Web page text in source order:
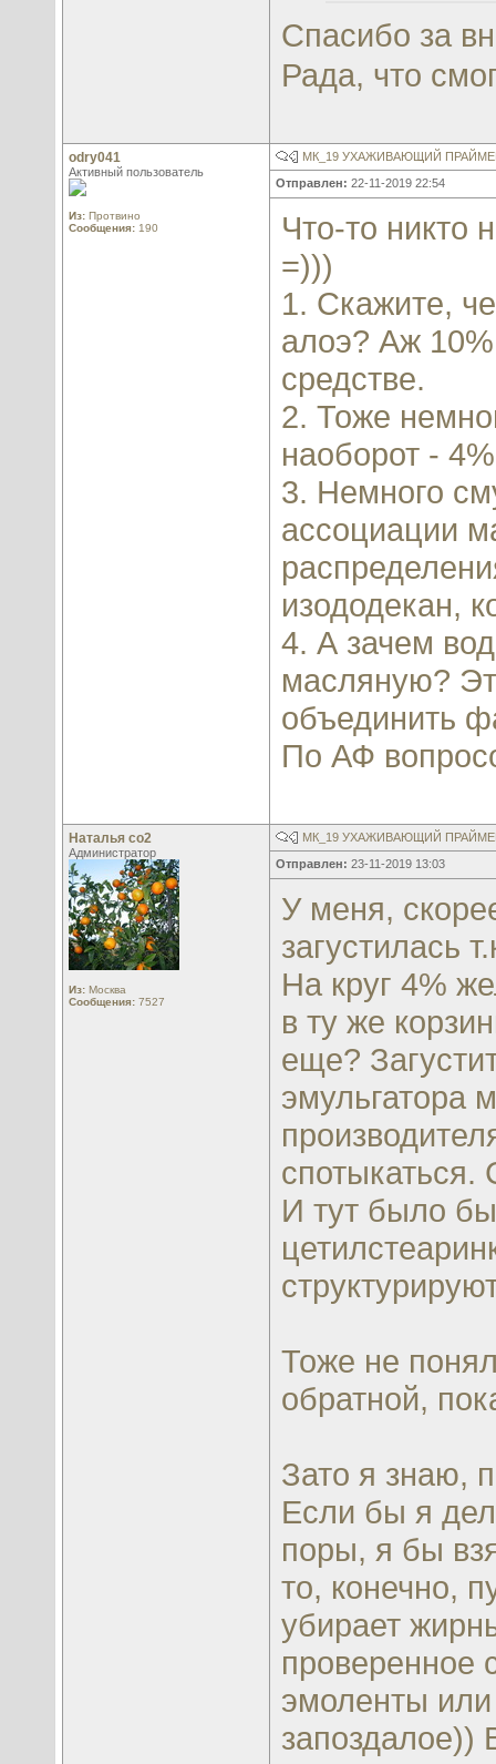
Спасибо за
Рада, что
odry041
Активный пользователь
Из: Протвино
Сообщения: 190
МК_19 УХАЖИВАЮЩИЙ
Отправлен: 22-11-2019 22:54
Что-то никто
=)))
1. Скажите,
алоэ? Аж
средстве.
2. Тоже
наоборот -
3. Немного
ассоциации
изододекан,
4. А зачем
масляную?
объединить
По АФ
Наталья со2
Администратор
Из: Москва
Сообщения: 7527
МК_19 УХАЖИВАЮЩИЙ
Отправлен: 23-11-2019 13:03
У меня,
загустилась
На круг 4%
в ту же
еще?
эмульгатора
спотыкаться.
И тут было
Тоже не
обратной,
Зато я знаю,
Если бы я
поры, я бы
то, конечно,
убирает
проверенное
эмоленты
запоздалое))